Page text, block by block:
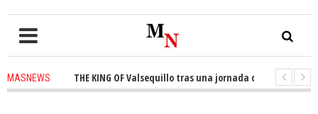
MASNEWS
de THE KING OF Valsequillo tras una jornada de baloncesto urbano